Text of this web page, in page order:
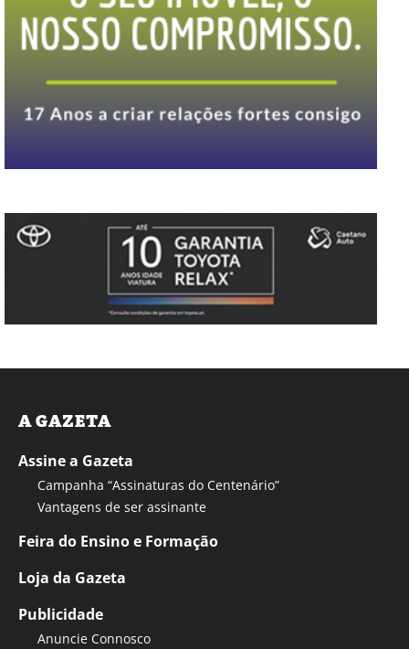
A GAZETA
Assine a Gazeta
Campanha “Assinaturas do Centenário”
Vantagens de ser assinante
Feira do Ensino e Formação
Loja da Gazeta
Publicidade
Anuncie Connosco